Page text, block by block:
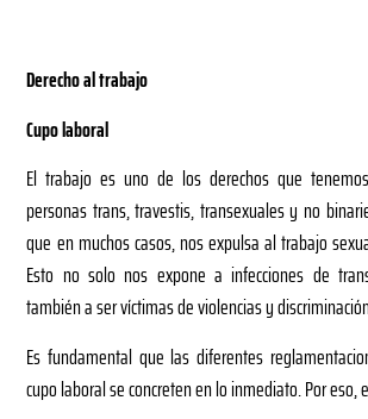
Derecho al trabajo
Cupo laboral
El trabajo es uno de los derechos que
personas trans, travestis, transexuales y no
que en muchos casos, nos expulsa al trabajo
Esto no solo nos expone a infecciones de
también a ser víctimas de violencias y
Es fundamental que las diferentes
cupo laboral se concreten en lo inmediato. Por eso,